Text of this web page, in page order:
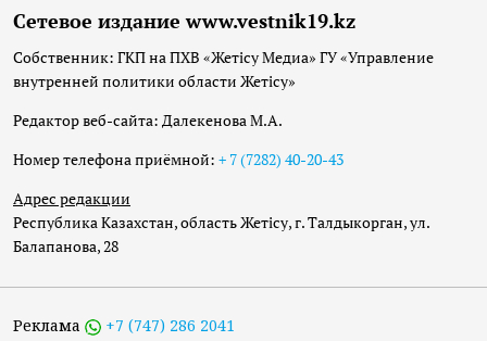
Сетевое издание www.vestnik19.kz
Собственник: ГКП на ПХВ «Жетісу Медиа» ГУ «Управление
внутренней политики области Жетісу»
Редактор веб-сайта: Далекенова М.А.
Номер телефона приёмной: + 7 (7282) 40-20-43
Адрес редакции
Республика Казахстан, область Жетісу, г. Талдыкорган, ул.
Балапанова, 28
Реклама +7 (747) 286 2041